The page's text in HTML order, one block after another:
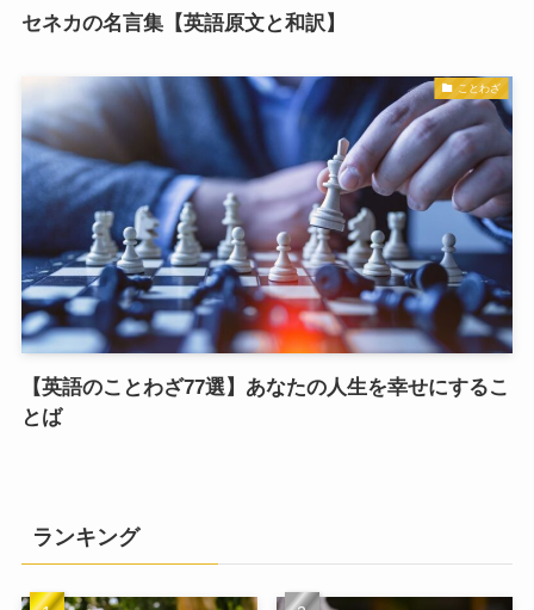
セネカの名言集【英語原文と和訳】
ことわざ
【英語のことわざ77選】あなたの人生を幸せにするこ
とば
ランキング